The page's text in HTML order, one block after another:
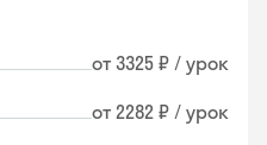
от 3325 ₽ / урок
от 2282 ₽ / урок